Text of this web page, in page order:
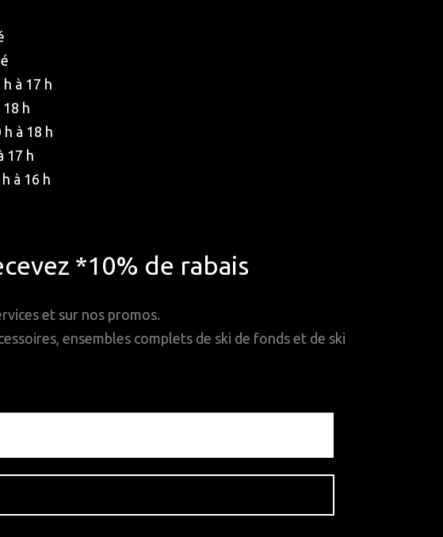
à 17 h
18 h
à 18 h
17 h
à 16 h
*10% de rabais
et sur nos promos.
ensembles complets de ski de fonds et de ski